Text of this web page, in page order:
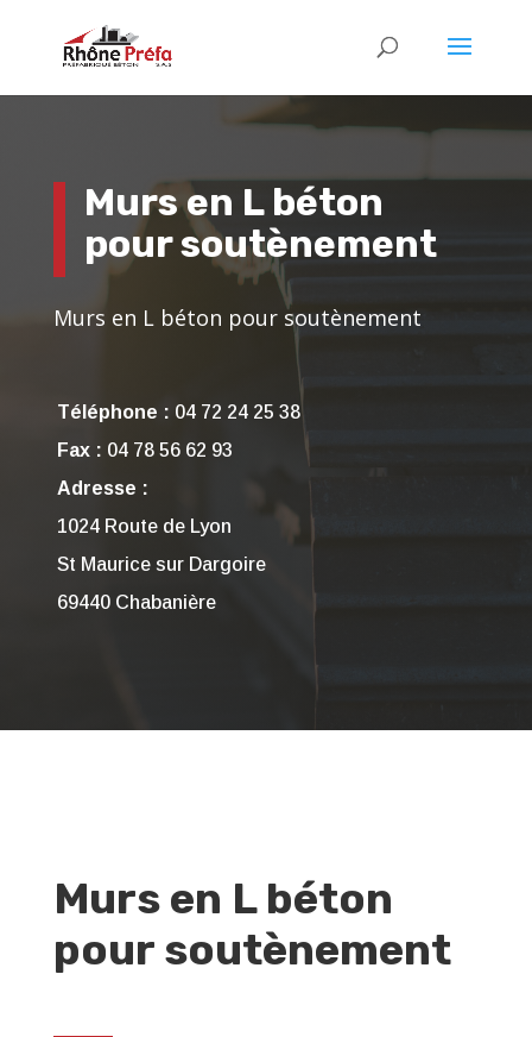
Murs en L béton
pour soutènement
Murs en L béton pour soutènement
Téléphone : 04 72 24 25 38
Fax : 04 78 56 62 93
Adresse :
1024 Route de Lyon
St Maurice sur Dargoire
69440 Chabanière
Murs en L béton
pour soutènement